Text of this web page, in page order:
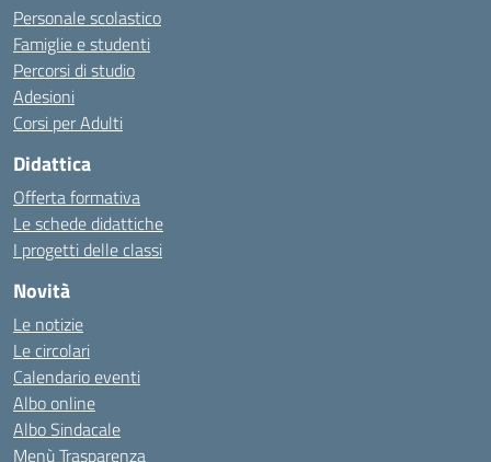
Personale scolastico
Famiglie e studenti
Percorsi di studio
Adesioni
Corsi per Adulti
Didattica
Offerta formativa
Le schede didattiche
I progetti delle classi
Novità
Le notizie
Le circolari
Calendario eventi
Albo online
Albo Sindacale
Menù Trasparenza